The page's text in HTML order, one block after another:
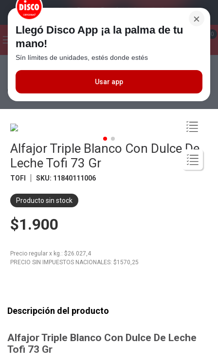
¡Hola! ¿Qué estas buscando? 0
Seleccioná el método de entrega
×
Llegó Disco App ¡a la palma de tu
mano!
Sín límites de unidades, estés donde estés
Usar app
Golosinas y Chocolates Alfajores
Con Dulce De Leche Tofi 73 Gr
Alfajor Triple Blanco Con Dulce De
Leche Tofi 73 Gr
TOFI SKU: 11840111006
Producto sin stock
$1.900
Precio regular x kg. : $26.027,4
PRECIO SIN IMPUESTOS NACIONALES: $1570,25
Descripción del producto
Alfajor Triple Blanco Con Dulce De Leche
Tofi 73 Gr
4.
5.
Carne
6.
Yerba
7.
Queso
8.
Fideos
9
Chocolate
10